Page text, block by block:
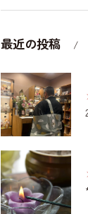
最近の投稿